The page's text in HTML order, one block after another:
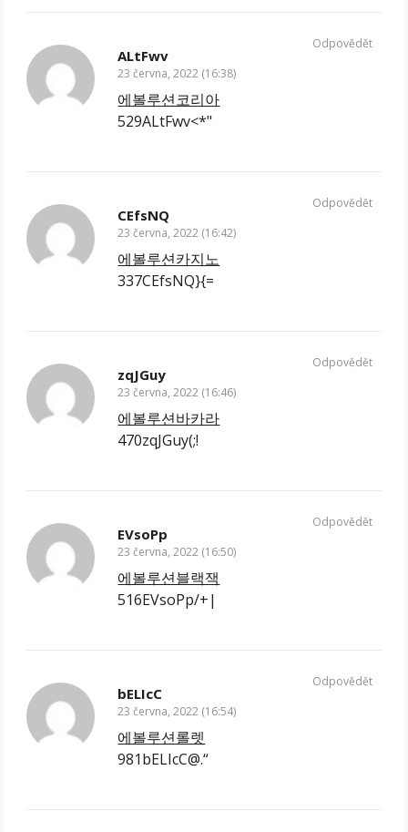
ALtFwv
23 června, 2022 (16:38)
에볼루션코리아
529ALtFwv<*"
Odpovědět
CEfsNQ
23 června, 2022 (16:42)
에볼루션카지노
337CEfsNQ}{=
Odpovědět
zqJGuy
23 června, 2022 (16:46)
에볼루션바카라
470zqJGuy(;!
Odpovědět
EVsoPp
23 června, 2022 (16:50)
에볼루션블랙잭
516EVsoPp/+|
Odpovědět
bELIcC
23 června, 2022 (16:54)
에볼루션롤렛
981bELIcC@.“
Odpovědět